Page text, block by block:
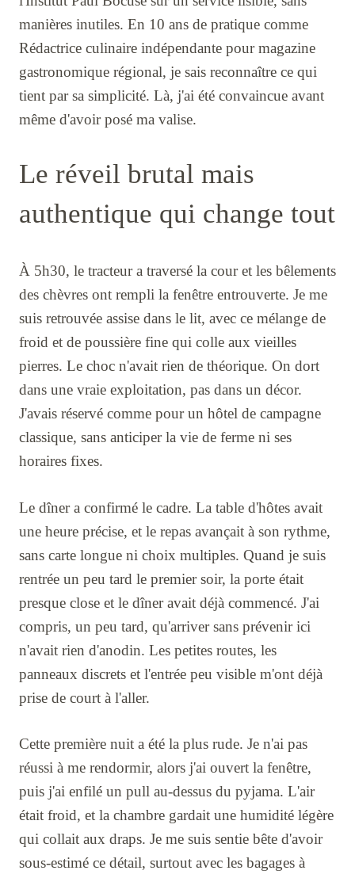
manières inutiles. En 10 ans de pratique comme
Rédactrice culinaire indépendante pour magazine
gastronomique régional, je sais reconnaître ce qui
tient par sa simplicité. Là, j'ai été convaincue avant
même d'avoir posé ma valise.
Le réveil brutal mais
authentique qui change tout
À 5h30, le tracteur a traversé la cour et les bêlements
des chèvres ont rempli la fenêtre entrouverte. Je me
suis retrouvée assise dans le lit, avec ce mélange de
froid et de poussière fine qui colle aux vieilles
pierres. Le choc n'avait rien de théorique. On dort
dans une vraie exploitation, pas dans un décor.
J'avais réservé comme pour un hôtel de campagne
classique, sans anticiper la vie de ferme ni ses
horaires fixes.
Le dîner a confirmé le cadre. La table d'hôtes avait
une heure précise, et le repas avançait à son rythme,
sans carte longue ni choix multiples. Quand je suis
rentrée un peu tard le premier soir, la porte était
presque close et le dîner avait déjà commencé. J'ai
compris, un peu tard, qu'arriver sans prévenir ici
n'avait rien d'anodin. Les petites routes, les
panneaux discrets et l'entrée peu visible m'ont déjà
prise de court à l'aller.
Cette première nuit a été la plus rude. Je n'ai pas
réussi à me rendormir, alors j'ai ouvert la fenêtre,
puis j'ai enfilé un pull au-dessus du pyjama. L'air
était froid, et la chambre gardait une humidité légère
qui collait aux draps. Je me suis sentie bête d'avoir
sous-estimé ce détail, surtout avec les bagages à